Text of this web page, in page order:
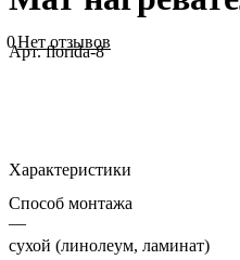
0Нет отзывов
Арт.florida-8
Характеристики
Способ монтажа
—
сухой (линолеум, ламинат)